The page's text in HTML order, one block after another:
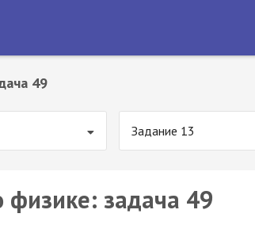
49
Задание 13
физике: задача 49